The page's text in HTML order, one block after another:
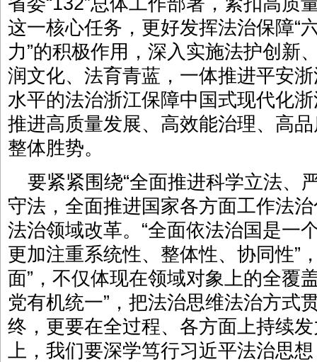
这一核心任务，更好发挥法治保障“
力”的积极作用，深入实施法护创新
润文化、法育青蓝，一体推进平安
水平的法治浙江保障中国式现代化
推进高质量发展、高效能治理、高
整体胜势。
要紧紧围绕“全面推进科学立法、
守法，全面推进国家各方面工作法
法治领域改革。“全面依法治国是一
更加注重系统性、整体性、协同性”
面”，不仅体现在领域对象上的全覆
党有机统一”，把法治思维法治方式
终，更要在全过程、各方面上持续
上，我们要深学笃行习近平法治思